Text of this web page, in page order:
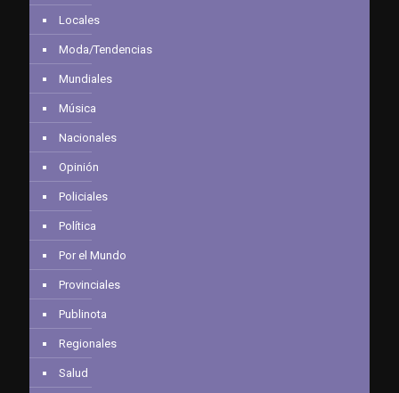
Locales
Moda/Tendencias
Mundiales
Música
Nacionales
Opinión
Policiales
Política
Por el Mundo
Provinciales
Publinota
Regionales
Salud